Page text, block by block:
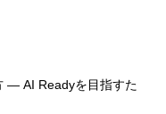
― AI Readyを目指すた